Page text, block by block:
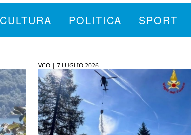
CULTURA POLITICA SPORT
VCO |7 LUGLIO 2026